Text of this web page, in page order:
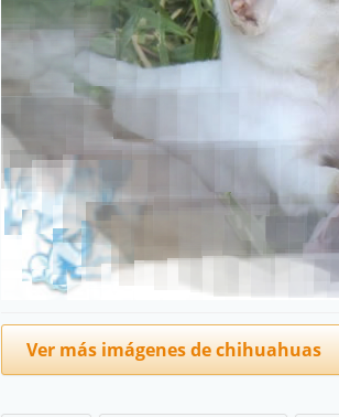
Ver más imágenes de chihuahuas